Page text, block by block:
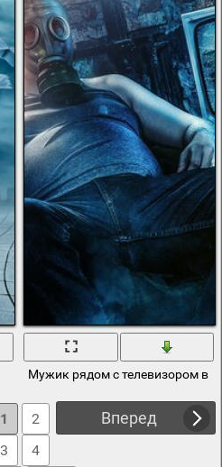
Мужик рядом с телевизором в
Вперед
1
2
3
4